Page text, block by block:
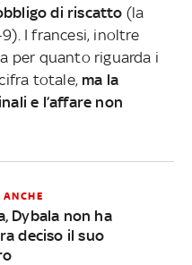
di riscatto (la
I francesi, inoltre
per quanto riguarda i
totale, ma la
e l’affare non
ANCHE
Dybala non ha
deciso il suo